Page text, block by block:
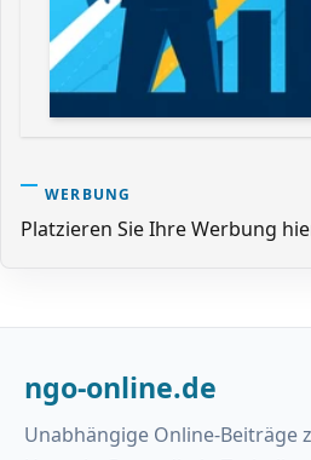
WERBUNG
Platzieren Sie Ihre Werbung
ngo-online.de
Unabhängige Online-Beiträge